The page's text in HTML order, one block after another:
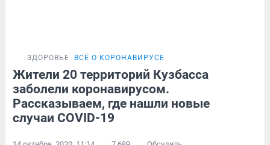
ЗДОРОВЬЕ ВСЁ О КОРОНАВИРУСЕ
Жители 20 территорий Кузбасса
заболели коронавирусом.
Рассказываем, где нашли новые
случаи COVID-19